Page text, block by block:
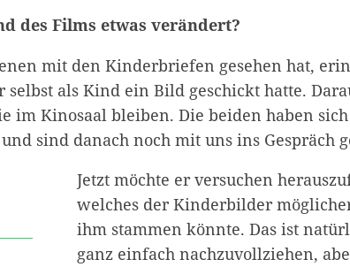
des Films etwas verändert?
mit den Kinderbriefen gesehen hat,
selbst als Kind ein Bild geschickt hatte.
im Kinosaal bleiben. Die beiden haben
sind danach noch mit uns ins Gespräch
Jetzt möchte er versuchen
welches der Kinderbilder
ihm stammen könnte. Das ist
ganz einfach nachzuvollziehen,